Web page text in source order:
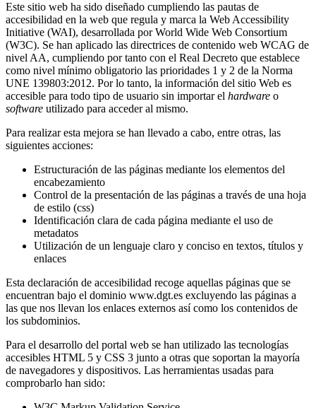
Este sitio web ha sido diseñado cumpliendo las pautas de
accesibilidad en la web que regula y marca la Web Accessibility
Initiative (WAI), desarrollada por World Wide Web Consortium
(W3C). Se han aplicado las directrices de contenido web WCAG de
nivel AA, cumpliendo por tanto con el Real Decreto que establece
como nivel mínimo obligatorio las prioridades 1 y 2 de la Norma
UNE 139803:2012. Por lo tanto, la información del sitio Web es
accesible para todo tipo de usuario sin importar el hardware o
software utilizado para acceder al mismo.
Para realizar esta mejora se han llevado a cabo, entre otras, las
siguientes acciones:
Estructuración de las páginas mediante los elementos del
encabezamiento
Control de la presentación de las páginas a través de una hoja
de estilo (css)
Identificación clara de cada página mediante el uso de
metadatos
Utilización de un lenguaje claro y conciso en textos, títulos y
enlaces
Esta declaración de accesibilidad recoge aquellas páginas que se
encuentran bajo el dominio www.dgt.es excluyendo las páginas a
las que nos llevan los enlaces externos así como los contenidos de
los subdominios.
Para el desarrollo del portal web se han utilizado las tecnologías
accesibles HTML 5 y CSS 3 junto a otras que soportan la mayoría
de navegadores y dispositivos. Las herramientas usadas para
comprobarlo han sido: